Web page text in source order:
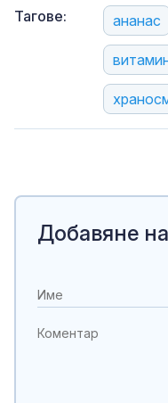
Тагове: ананас
Добавяне